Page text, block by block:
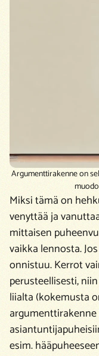
Argumenttirakenne on
Miksi tämä on
venyttää ja
mittaisen
vaikka lennosta.
onnistuu. Kerrot
perusteellisesti,
liialta (kokemusta
esim.